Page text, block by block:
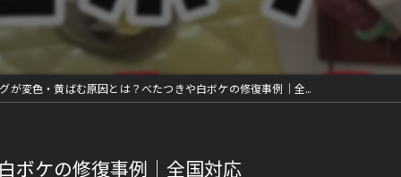
変色・黄ばむ原因とは？べたつきや白ボケの修復事例｜全国対応
ボケの修復事例｜全国対応